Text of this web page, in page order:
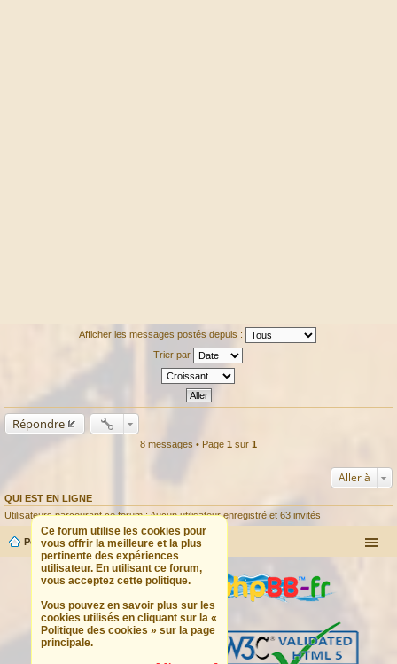
Afficher les messages postés depuis :
Trier par
Répondre
8 messages • Page 1 sur 1
Aller à
QUI EST EN LIGNE
Utilisateurs parcourant ce forum : Aucun utilisateur enregistré et 63 invités
Ce forum utilise les cookies pour
vous offrir la meilleure et la plus
pertinente des expériences
utilisateur. En utilisant ce forum,
vous acceptez cette politique.
Vous pouvez en savoir plus sur les
cookies utilisés en cliquant sur la «
Politique des cookies » sur la page
principale.
Portail Forum